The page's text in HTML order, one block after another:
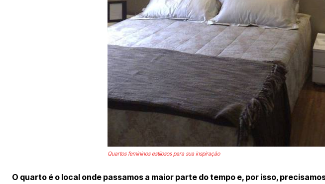
Quartos femininos estilosos para sua inspiração
O quarto é o local onde passamos a maior parte do tempo e, por isso,